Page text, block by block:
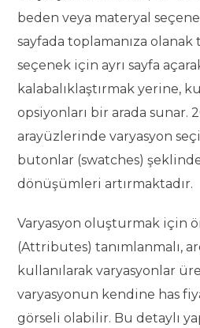
beden veya materyal
sayfada toplamanıza olanak
seçenek için ayrı sayfa
kalabalıklaştırmak yerine,
opsiyonları bir arada sunar.
arayüzlerinde varyasyon
butonlar (swatches)
dönüşümleri artırmaktadır.
Varyasyon oluşturmak için
(Attributes) tanımlanmalı,
kullanılarak varyasyonlar
varyasyonun kendine has
görseli olabilir. Bu detaylı